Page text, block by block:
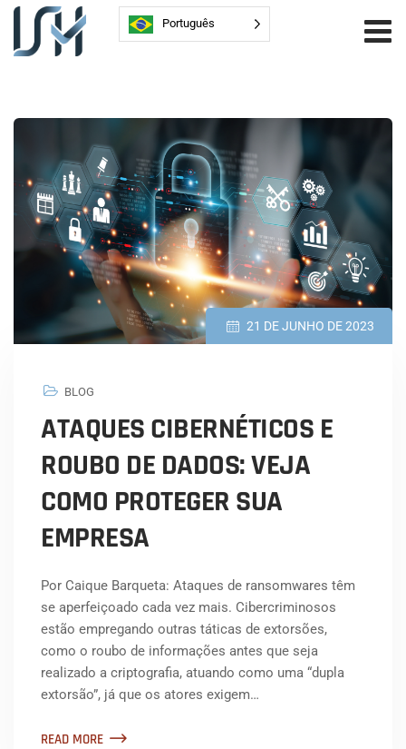
Português
21 DE JUNHO DE 2023
BLOG
ATAQUES CIBERNÉTICOS E
ROUBO DE DADOS: VEJA
COMO PROTEGER SUA
EMPRESA
Por Caique Barqueta: Ataques de ransomwares têm
se aperfeiçoado cada vez mais. Cibercriminosos
estão empregando outras táticas de extorsões,
como o roubo de informações antes que seja
realizado a criptografia, atuando como uma “dupla
extorsão”, já que os atores exigem…
READ MORE